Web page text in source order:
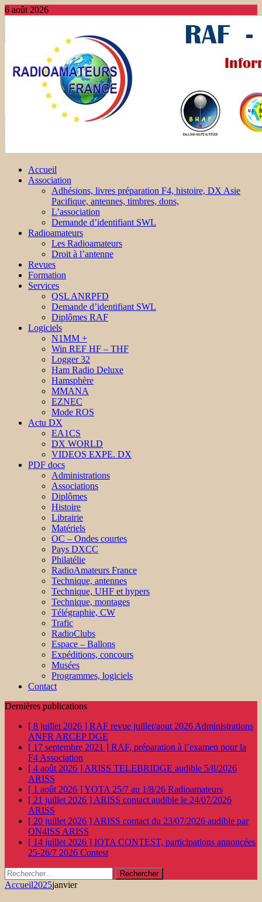
6 août 2026
Accueil
Association
Adhésions, livres préparation F4, histoire, DX Asie
Pacifique, antennes, timbres, dons,
L’association
Demande d’identifiant SWL
Radioamateurs
Les Radioamateurs
Droit à l’antenne
Revues
Formation
Services
QSL ANRPFD
Demande d’identifiant SWL
Diplômes RAF
Logiciels
N1MM +
Win REF HF – THF
Logger 32
Ham Radio Deluxe
Hamsphère
MMANA
EZNEC
Mode ROS
Actu DX
EA1CS
DX WORLD
VIDEOS EXPE. DX
PDF docs
Administrations
Associations
Diplômes
Histoire
Librairie
Matériels
OC – Ondes courtes
Pays DXCC
Philatélie
RadioAmateurs France
Technique, antennes
Technique, UHF et hypers
Technique, montages
Télégraphie, CW
Trafic
RadioClubs
Espace – Ballons
Expéditions, concours
Musées
Programmes, logiciels
Contact
Dernières publications
[ 8 juillet 2026 ] RAF revue juillet/aout 2026 Administrations
ANFR ARCEP DGE
[ 17 septembre 2021 ] RAF, préparation à l’examen pour la
F4 Association
[ 4 août 2026 ] ARISS TELEBRIDGE audible 5/8/2026
ARISS
[ 1 août 2026 ]YOTA 25/7 au 1/8/26 Radioamateurs
[ 21 juillet 2026 ] ARISS contact audible le 24/07/2026
ARISS
[ 20 juillet 2026 ] ARISS contact du 23/07/2026 audible par
ON4ISS ARISS
[ 14 juillet 2026 ] IOTA CONTEST, participations annoncées
25-26/7 2026 Contest
Rechercher :
Accueil2025janvier